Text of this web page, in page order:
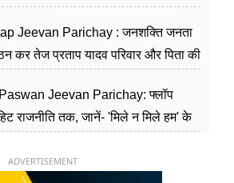
Jeevan Parichay : जनशक्ति जनता
कर तेज प्रताप यादव परिवार और पिता की
Jeevan Parichay: फ्लॉप
राजनीति तक, जानें- 'मिले न मिले हम' के
ADVERTISEMENT